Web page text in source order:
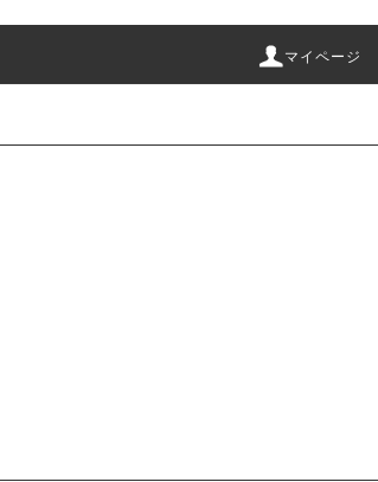
マイページ